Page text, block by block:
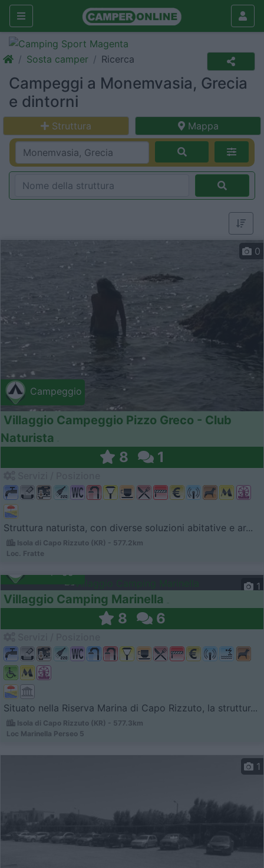
Sosta camper Ricerca
Campeggi a Monemvasia, Grecia
e dintorni
Struttura Mappa
Campeggio
0
Villaggio Campeggio Pizzo Greco - Club
Naturista
8 1
Struttura naturista, con diverse soluzioni abitative e ar...
Isola di Capo Rizzuto (KR) - 577.2km
Loc. Fratte
1
Villaggio Camping Marinella
8 6
Situato nella Riserva Marina di Capo Rizzuto, la struttur...
Isola di Capo Rizzuto (KR) - 577.3km
Loc Marinella Perseo 5
1